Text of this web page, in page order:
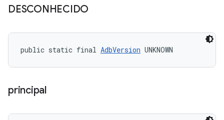
DESCONHECIDO
public static final AdbVersion UNKNOWN
principal